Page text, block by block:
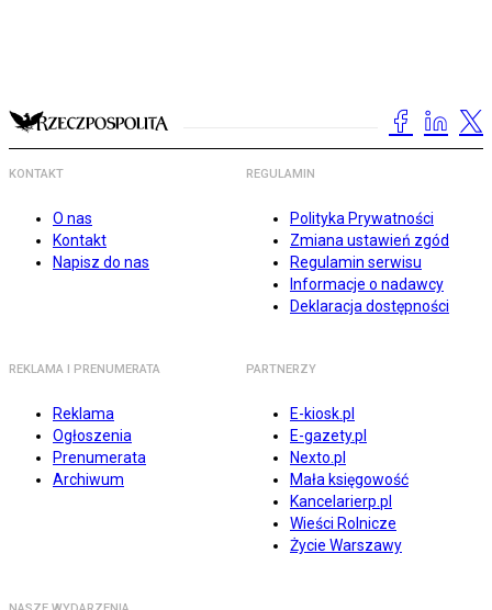
KONTAKT
O nas
Kontakt
Napisz do nas
REGULAMIN
Polityka Prywatności
Zmiana ustawień zgód
Regulamin serwisu
Informacje o nadawcy
Deklaracja dostępności
REKLAMA I PRENUMERATA
Reklama
Ogłoszenia
Prenumerata
Archiwum
PARTNERZY
E-kiosk.pl
E-gazety.pl
Nexto.pl
Mała księgowość
Kancelarierp.pl
Wieści Rolnicze
Życie Warszawy